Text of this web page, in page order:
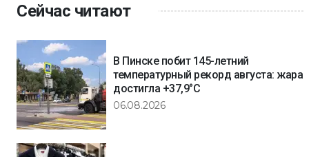
Сейчас читают
В Пинске побит 145-летний
температурный рекорд августа: жара
достигла +37,9°C
06.08.2026